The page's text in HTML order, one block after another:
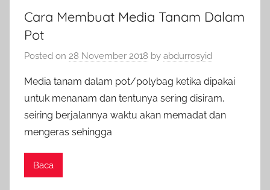
Cara Membuat Media Tanam Dalam
Pot
Posted on 28 November 2018 by abdurrosyid
Media tanam dalam pot/polybag ketika dipakai
untuk menanam dan tentunya sering disiram,
seiring berjalannya waktu akan memadat dan
mengeras sehingga
Baca